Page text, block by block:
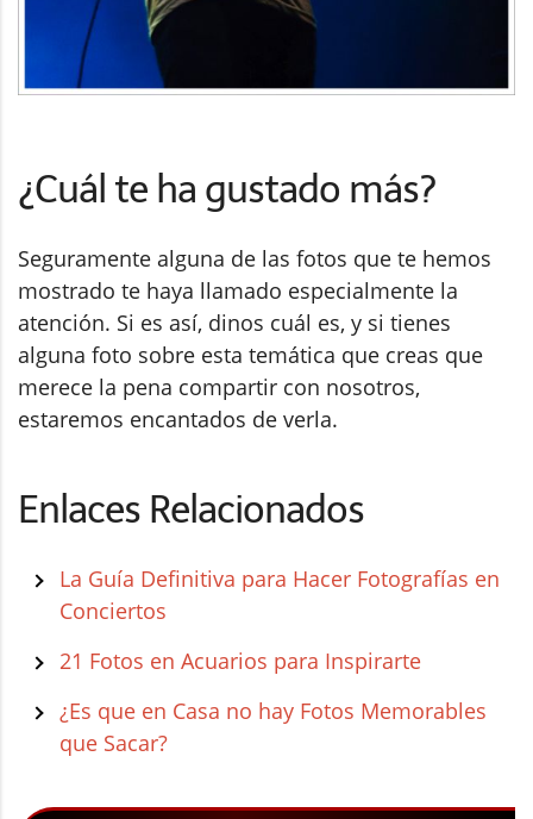
¿Cuál te ha gustado más?
Seguramente alguna de las fotos que te hemos
mostrado te haya llamado especialmente la
atención. Si es así, dinos cuál es, y si tienes
alguna foto sobre esta temática que creas que
merece la pena compartir con nosotros,
estaremos encantados de verla.
Enlaces Relacionados
La Guía Definitiva para Hacer Fotografías en
Conciertos
21 Fotos en Acuarios para Inspirarte
¿Es que en Casa no hay Fotos Memorables
que Sacar?